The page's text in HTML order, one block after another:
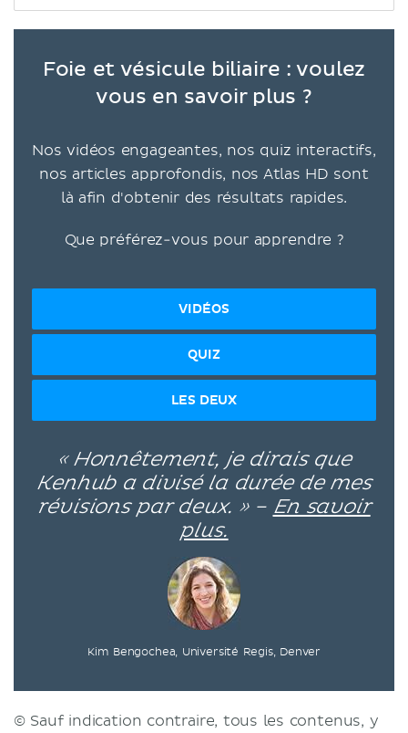
Foie et vésicule biliaire : voulez
vous en savoir plus ?
Nos vidéos engageantes, nos quiz interactifs,
nos articles approfondis, nos Atlas HD sont
là afin d'obtenir des résultats rapides.
Que préférez-vous pour apprendre ?
VIDÉOS
QUIZ
LES DEUX
« Honnêtement, je dirais que
Kenhub a divisé la durée de mes
révisions par deux. » – En savoir
plus.
Kim Bengochea, Université Regis, Denver
© Sauf indication contraire, tous les contenus, y